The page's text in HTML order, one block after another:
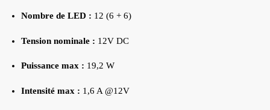
Nombre de LED : 12 (6 + 6)
Tension nominale : 12V DC
Puissance max : 19,2 W
Intensité max : 1,6 A @12V